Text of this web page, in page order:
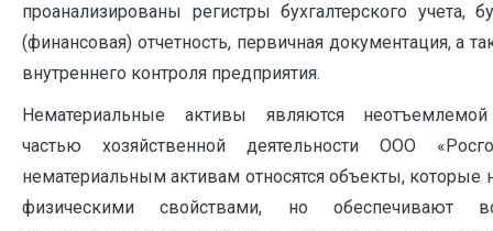
проанализированы регистры бухгалтерского учета,
(финансовая) отчетность, первичная документация, а
внутреннего контроля предприятия.
Нематериальные активы являются неотъемлемой
частью хозяйственной деятельности ООО
нематериальным активам относятся объекты, которые
физическими свойствами, но обеспечивают